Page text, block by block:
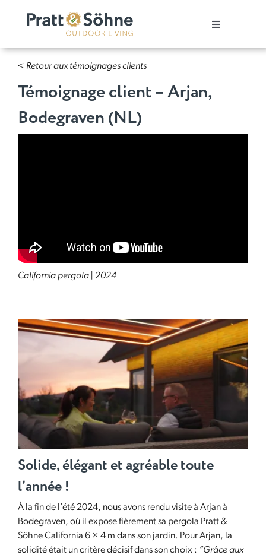
Toggle
Toit de terrasse
Carport
Acheter nos produits
< Retour aux témoignages clients
Témoignage client – Arjan,
Bodegraven (NL)
California pergola | 2024
Solide, élégant et agréable toute
l’année !
À la fin de l’été 2024, nous avons rendu visite à Arjan à
Bodegraven, où il expose fièrement sa pergola Pratt &
Söhne California 6 × 4 m dans son jardin. Pour Arjan, la
solidité était un critère décisif dans son choix : “Grâce aux